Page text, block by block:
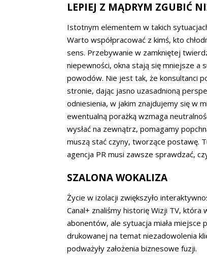
LEPIEJ Z MĄDRYM ZGUBIĆ
Istotnym elementem w takich
Warto współpracować z kimś, kto
sens. Przebywanie w zamkniętej
niepewności, okna stają się mniejsze a
powodów. Nie jest tak, że konsultanci
stronie, dając jasno uzasadnioną
odniesienia, w jakim znajdujemy się w
ewentualną porażką wzmaga
wysłać na zewnątrz, pomagamy
muszą stać czyny, tworzące postawę.
agencja PR musi zawsze sprawdzać,
SZALONA WOKALIZA
Życie w izolacji zwiększyło
Canal+ znaliśmy historię Wizji TV, która
abonentów, ale sytuacja miała miejsce
drukowanej na temat niezadowolenia
podważyły założenia biznesowe fuzji.